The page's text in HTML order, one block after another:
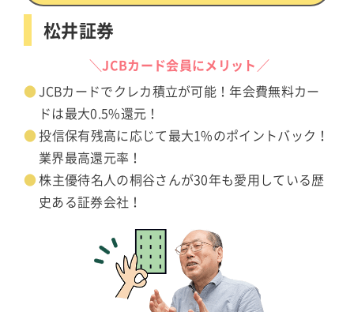
松井証券
＼JCBカード会員にメリット／
JCBカードでクレカ積立が可能！年会費無料カー
ドは最大0.5%還元！
投信保有残高に応じて最大1%のポイントバック！
業界最高還元率！
株主優待名人の桐谷さんが30年も愛用している歴
史ある証券会社！